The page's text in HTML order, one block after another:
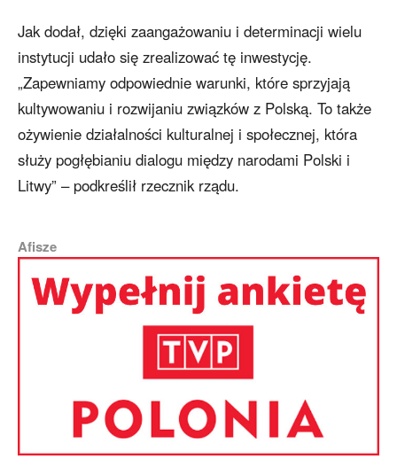
Jak dodał, dzięki zaangażowaniu i determinacji wielu
instytucji udało się zrealizować tę inwestycję.
„Zapewniamy odpowiednie warunki, które sprzyjają
kultywowaniu i rozwijaniu związków z Polską. To także
ożywienie działalności kulturalnej i społecznej, która
służy pogłębianiu dialogu między narodami Polski i
Litwy” – podkreślił rzecznik rządu.
Afisze